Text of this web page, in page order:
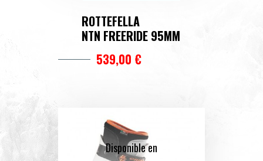
ROTTEFELLA
NTN FREERIDE 95MM
539,00 €
Disponible en